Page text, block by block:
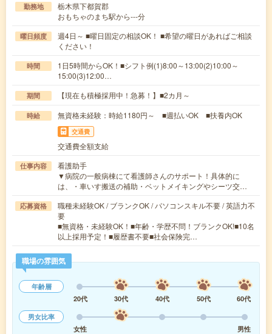
勤務地
栃木県下都賀郡
おもちゃのまち駅から---分
曜日頻度
週4日～ ■曜日固定の相談OK！ ■希望の曜日があればご相談
ください！
時間
1日5時間からOK！■シフト例(1)8:00～13:00(2)10:00～
15:00(3)12:00…
期間 【現在も積極採用中！急募！】■2カ月～
時給 無資格未経験：時給1180円～ ■週払いOK ■扶養内OK
交通費
交通費全額支給
仕事内容
看護助手
▼病院の一般病棟にて看護師さんのサポート！具体的に
は、・車いす搬送の補助・ベットメイキングやシーツ交…
応募資格
職種未経験OK / ブランクOK / パソコンスキル不要 / 英語力不
要
■無資格・未経験OK！■年齢・学歴不問！ブランクOK!■10名
以上採用予定！■履歴書不要■社会保険完…
職場の雰囲気
年齢層
20代
30代 40代 50代
60代
男女比率
女性
男性